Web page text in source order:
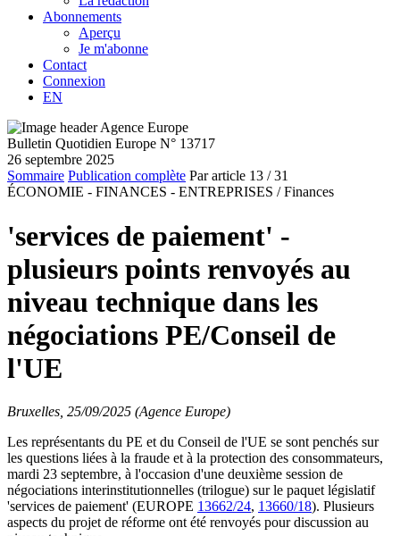
Abonnements
Aperçu
Je m'abonne
Contact
Connexion
EN
Bulletin Quotidien Europe N° 13717
26 septembre 2025
Sommaire Publication complète Par article 13 / 31
ÉCONOMIE - FINANCES - ENTREPRISES / Finances
'services de paiement' -
plusieurs points renvoyés au
niveau technique dans les
négociations PE/Conseil de
l'UE
Bruxelles, 25/09/2025 (Agence Europe)
Les représentants du PE et du Conseil de l'UE se sont penchés sur
les questions liées à la fraude et à la protection des consommateurs,
mardi 23 septembre, à l'occasion d'une deuxième session de
négociations interinstitutionnelles (trilogue) sur le paquet législatif
'services de paiement' (EUROPE 13662/24, 13660/18). Plusieurs
aspects du projet de réforme ont été renvoyés pour discussion au